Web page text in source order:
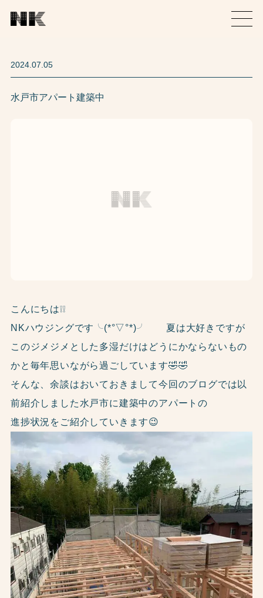
2024.07.05
水戸市アパート建築中
こんにちは❕❕
NKハウジングです╰(*°▽°*)╯ 夏は大好きですが
このジメジメとした多湿だけはどうにかならないもの
かと毎年思いながら過ごしています🤣🤣
そんな、余談はおいておきまして今回のブログでは以
前紹介しました水戸市に建築中のアパートの
進捗状況をご紹介していきます😉